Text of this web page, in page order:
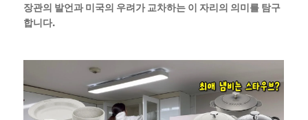
장관의 발언과 미국의 우려가 교차하는 이 자리의 의미를 탐구
합니다.